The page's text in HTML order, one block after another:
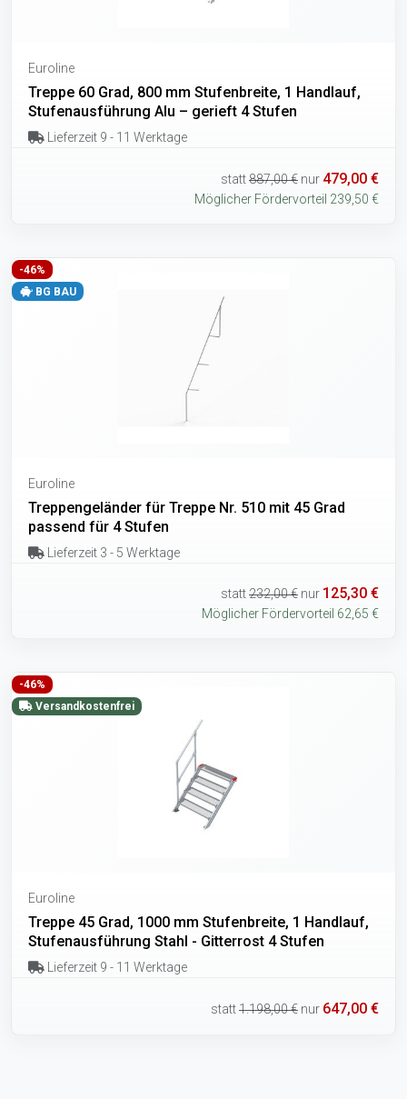
Euroline
Treppe 60 Grad, 800 mm Stufenbreite, 1 Handlauf,
Stufenausführung Alu – gerieft 4 Stufen
Lieferzeit 9 - 11 Werktage
statt887,00 € nur 479,00 €
Möglicher Fördervorteil 239,50 €
-46%
BG BAU
Euroline
Treppengeländer für Treppe Nr. 510 mit 45 Grad
passend für 4 Stufen
Lieferzeit 3 - 5 Werktage
statt232,00 € nur 125,30 €
Möglicher Fördervorteil 62,65 €
-46%
Versandkostenfrei
Euroline
Treppe 45 Grad, 1000 mm Stufenbreite, 1 Handlauf,
Stufenausführung Stahl - Gitterrost 4 Stufen
Lieferzeit 9 - 11 Werktage
statt1.198,00 € nur 647,00 €